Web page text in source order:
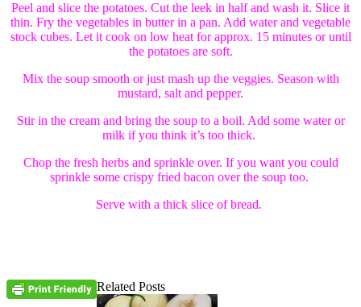
Peel and slice the potatoes. Cut the leek in half and wash it. Slice it
thin. Fry the vegetables in butter in a pan. Add water and vegetable
stock cubes. Let it cook on low heat for approx. 15 minutes or until
the potatoes are soft.
Mix the soup smooth or just mash up the veggies. Season with
mustard, salt and pepper.
Stir in the cream and bring the soup to a boil. Add some water or
milk if you think it’s too thick.
Chop the fresh herbs and sprinkle over. If you want you could
sprinkle some crispy fried bacon over the soup too.
Serve with a thick slice of bread.
Related Posts